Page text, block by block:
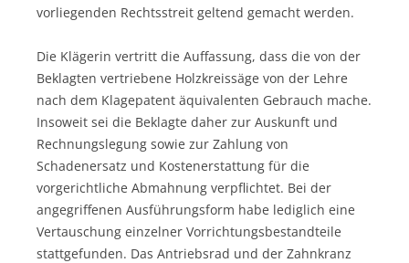
vorliegenden Rechtsstreit geltend gemacht werden.
Die Klägerin vertritt die Auffassung, dass die von der
Beklagten vertriebene Holzkreissäge von der Lehre
nach dem Klagepatent äquivalenten Gebrauch mache.
Insoweit sei die Beklagte daher zur Auskunft und
Rechnungslegung sowie zur Zahlung von
Schadenersatz und Kostenerstattung für die
vorgerichtliche Abmahnung verpflichtet. Bei der
angegriffenen Ausführungsform habe lediglich eine
Vertauschung einzelner Vorrichtungsbestandteile
stattgefunden. Das Antriebsrad und der Zahnkranz